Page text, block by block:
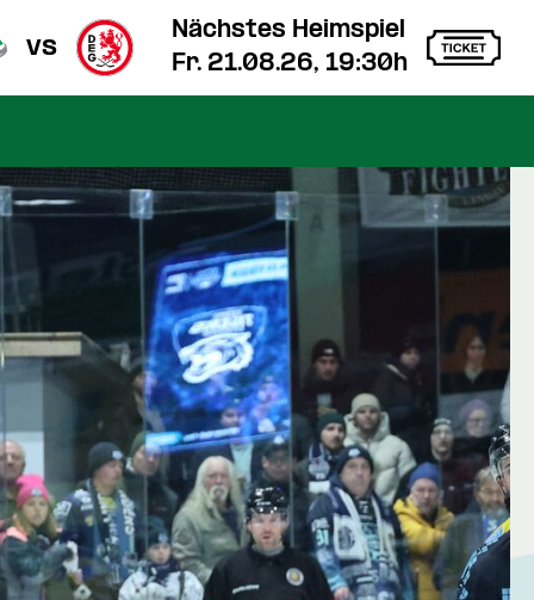
vs
Nächstes Heimspiel
Fr. 21.08.26, 19:30h